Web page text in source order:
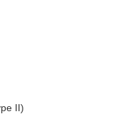
II)